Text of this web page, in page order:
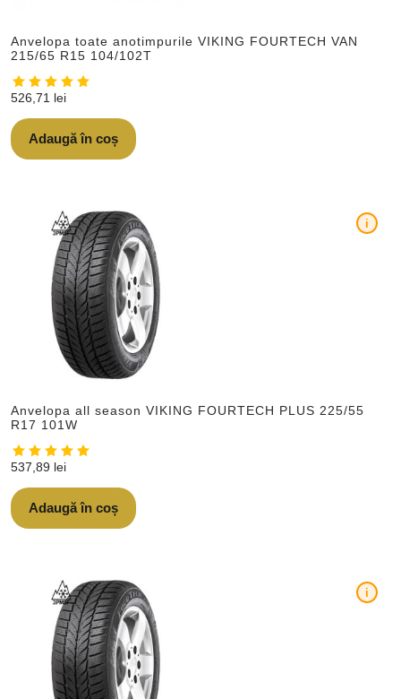
Anvelopa toate anotimpurile VIKING FOURTECH VAN
215/65 R15 104/102T
526,71 lei
Adaugă în coș
Anvelopa all season VIKING FOURTECH PLUS 225/55
R17 101W
i
537,89 lei
Adaugă în coș
i